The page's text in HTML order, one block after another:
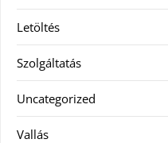
Letöltés
Szolgáltatás
Uncategorized
Vallás